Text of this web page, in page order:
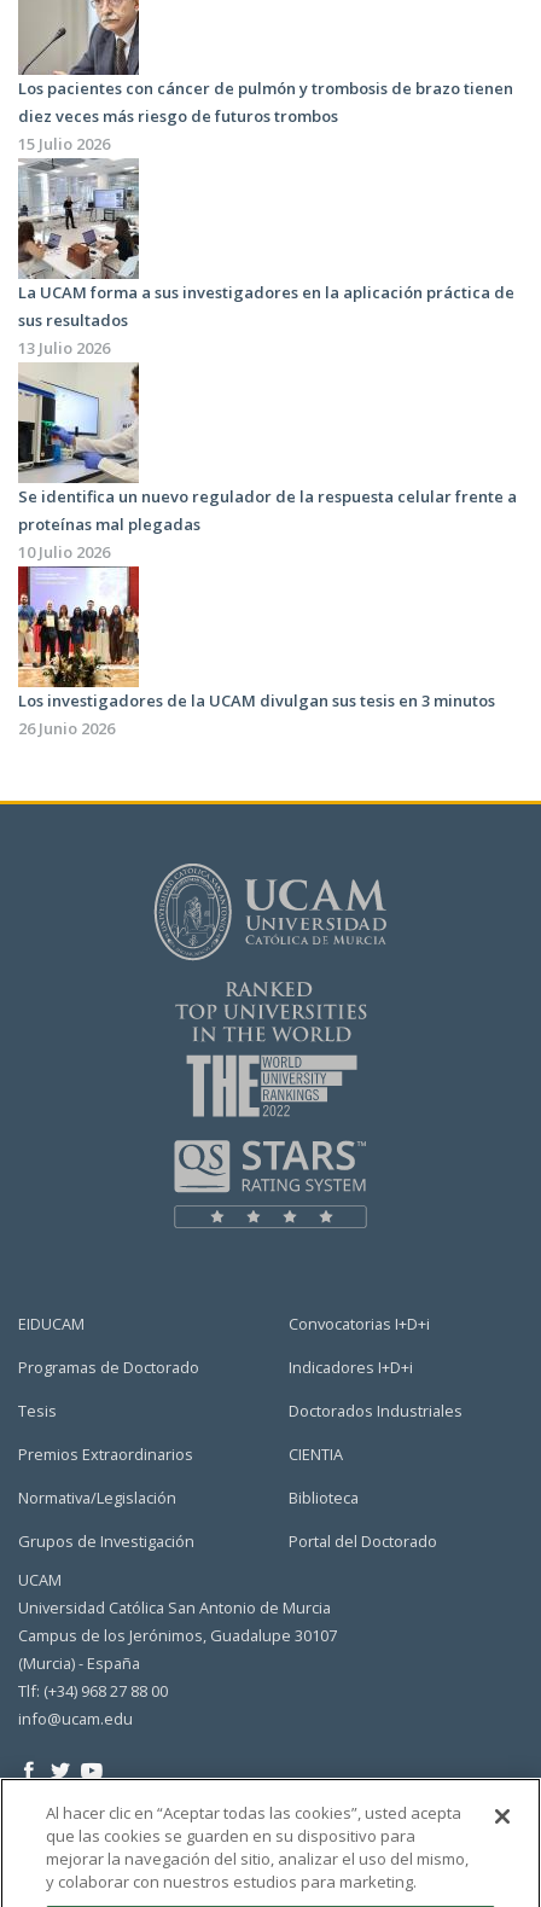
Los pacientes con cáncer de pulmón y trombosis de brazo tienen
diez veces más riesgo de futuros trombos
15 Julio 2026
La UCAM forma a sus investigadores en la aplicación práctica de
sus resultados
13 Julio 2026
Se identifica un nuevo regulador de la respuesta celular frente a
proteínas mal plegadas
10 Julio 2026
Los investigadores de la UCAM divulgan sus tesis en 3 minutos
26 Junio 2026
EIDUCAM
Programas de Doctorado
Tesis
Premios Extraordinarios
Normativa/Legislación
Grupos de Investigación
Convocatorias I+D+i
Indicadores I+D+i
Doctorados Industriales
CIENTIA
Biblioteca
Portal del Doctorado
UCAM
Universidad Católica San Antonio de Murcia
Campus de los Jerónimos, Guadalupe 30107
(Murcia) - España
Tlf: (+34) 968 27 88 00
info@ucam.edu
Al hacer clic en “Aceptar todas las cookies”, usted acepta
que las cookies se guarden en su dispositivo para
mejorar la navegación del sitio, analizar el uso del mismo,
y colaborar con nuestros estudios para marketing.